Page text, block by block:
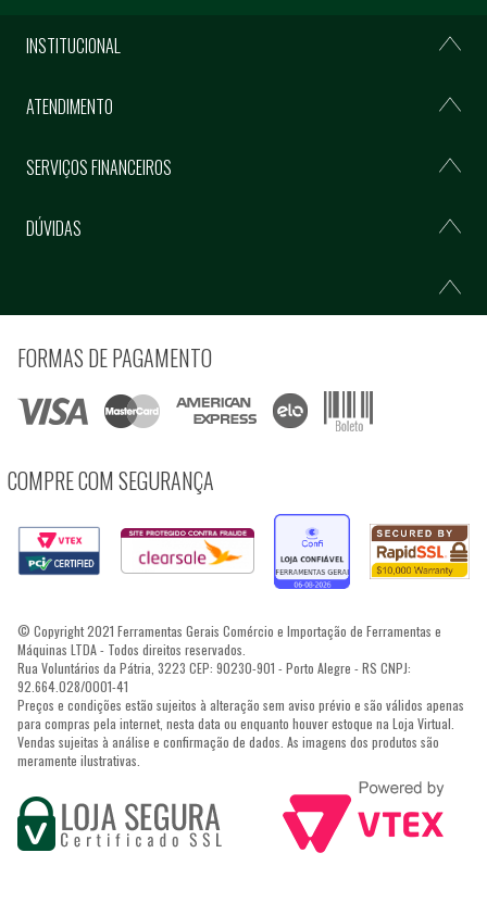
INSTITUCIONAL
ATENDIMENTO
SERVIÇOS FINANCEIROS
DÚVIDAS
FORMAS DE PAGAMENTO
COMPRE COM SEGURANÇA
© Copyright 2021 Ferramentas Gerais Comércio e Importação de Ferramentas e
Máquinas LTDA - Todos direitos reservados.
Rua Voluntários da Pátria, 3223 CEP: 90230-901 - Porto Alegre - RS CNPJ:
92.664.028/0001-41
Preços e condições estão sujeitos à alteração sem aviso prévio e são válidos apenas
para compras pela internet, nesta data ou enquanto houver estoque na Loja Virtual.
Vendas sujeitas à análise e confirmação de dados. As imagens dos produtos são
meramente ilustrativas.